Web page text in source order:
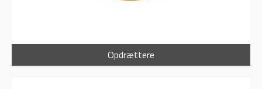
Opdrættere